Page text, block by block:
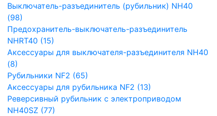
Выключатель-разъединитель (рубильник) NH40
(98)
Предохранитель-выключатель-разъединитель
NHRT40 (15)
Аксессуары для выключателя-разъединителя NH40
(8)
Рубильники NF2 (65)
Аксессуары для рубильника NF2 (13)
Реверсивный рубильник с электроприводом
NH40SZ (77)